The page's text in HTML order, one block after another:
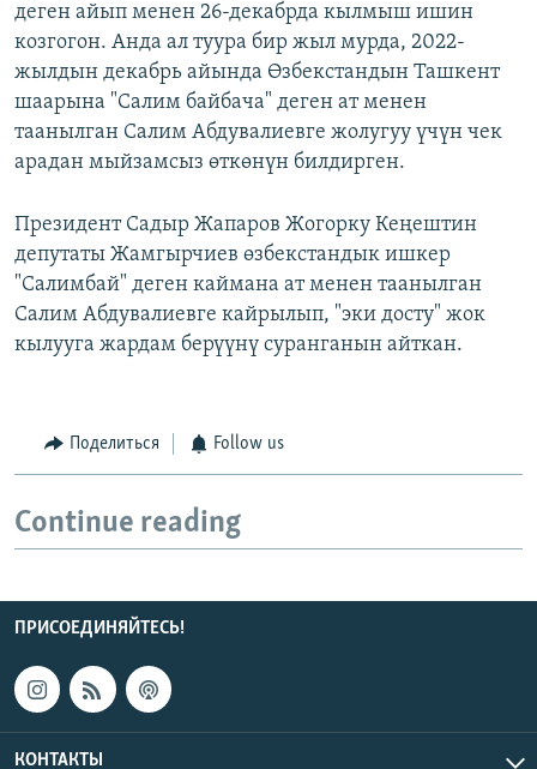
деген айып менен 26-декабрда кылмыш ишин
козгогон. Анда ал туура бир жыл мурда, 2022-
жылдын декабрь айында Өзбекстандын Ташкент
шаарына "Салим байбача" деген ат менен
таанылган Салим Абдувалиевге жолугуу үчүн чек
арадан мыйзамсыз өткөнүн билдирген.
Президент Садыр Жапаров Жогорку Кеңештин
депутаты Жамгырчиев өзбекстандык ишкер
"Салимбай" деген каймана ат менен таанылган
Салим Абдувалиевге кайрылып, "эки досту" жок
кылууга жардам берүүнү суранганын айткан.
Поделиться Follow us
Continue reading
ПРИСОЕДИНЯЙТЕСЬ!
КОНТАКТЫ